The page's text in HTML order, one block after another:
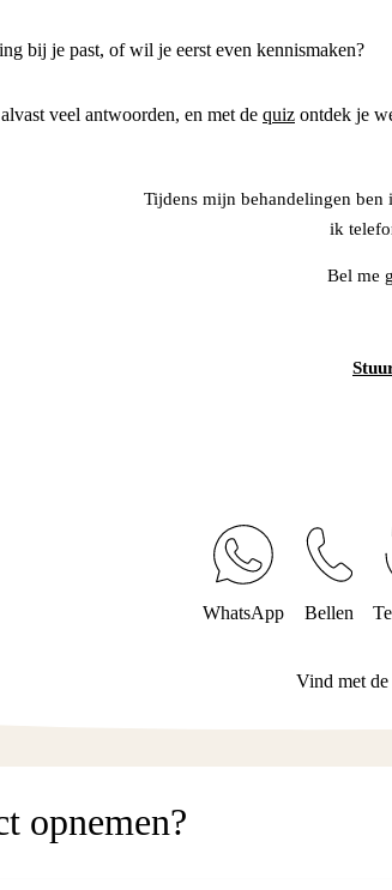
bij je past, of wil je eerst even kennismaken?
veel antwoorden, en met de quiz ontdek je
Tijdens mijn behandelingen
ik
Bel me
WhatsApp Bellen
Vind met
opnemen?